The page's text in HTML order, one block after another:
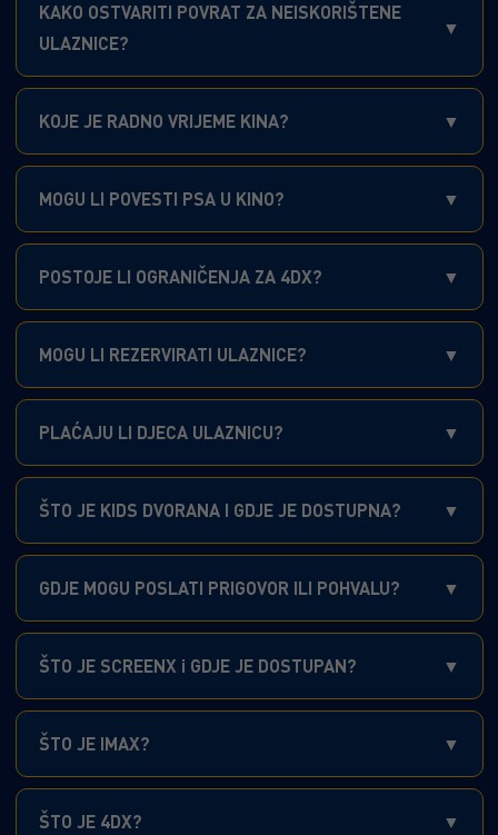
KAKO OSTVARITI POVRAT ZA NEISKORIŠTENE
ULAZNICE?
KOJE JE RADNO VRIJEME KINA?
MOGU LI POVESTI PSA U KINO?
POSTOJE LI OGRANIČENJA ZA 4DX?
MOGU LI REZERVIRATI ULAZNICE?
PLAĆAJU LI DJECA ULAZNICU?
ŠTO JE KIDS DVORANA I GDJE JE DOSTUPNA?
GDJE MOGU POSLATI PRIGOVOR ILI POHVALU?
ŠTO JE SCREENX i GDJE JE DOSTUPAN?
ŠTO JE IMAX?
ŠTO JE 4DX?